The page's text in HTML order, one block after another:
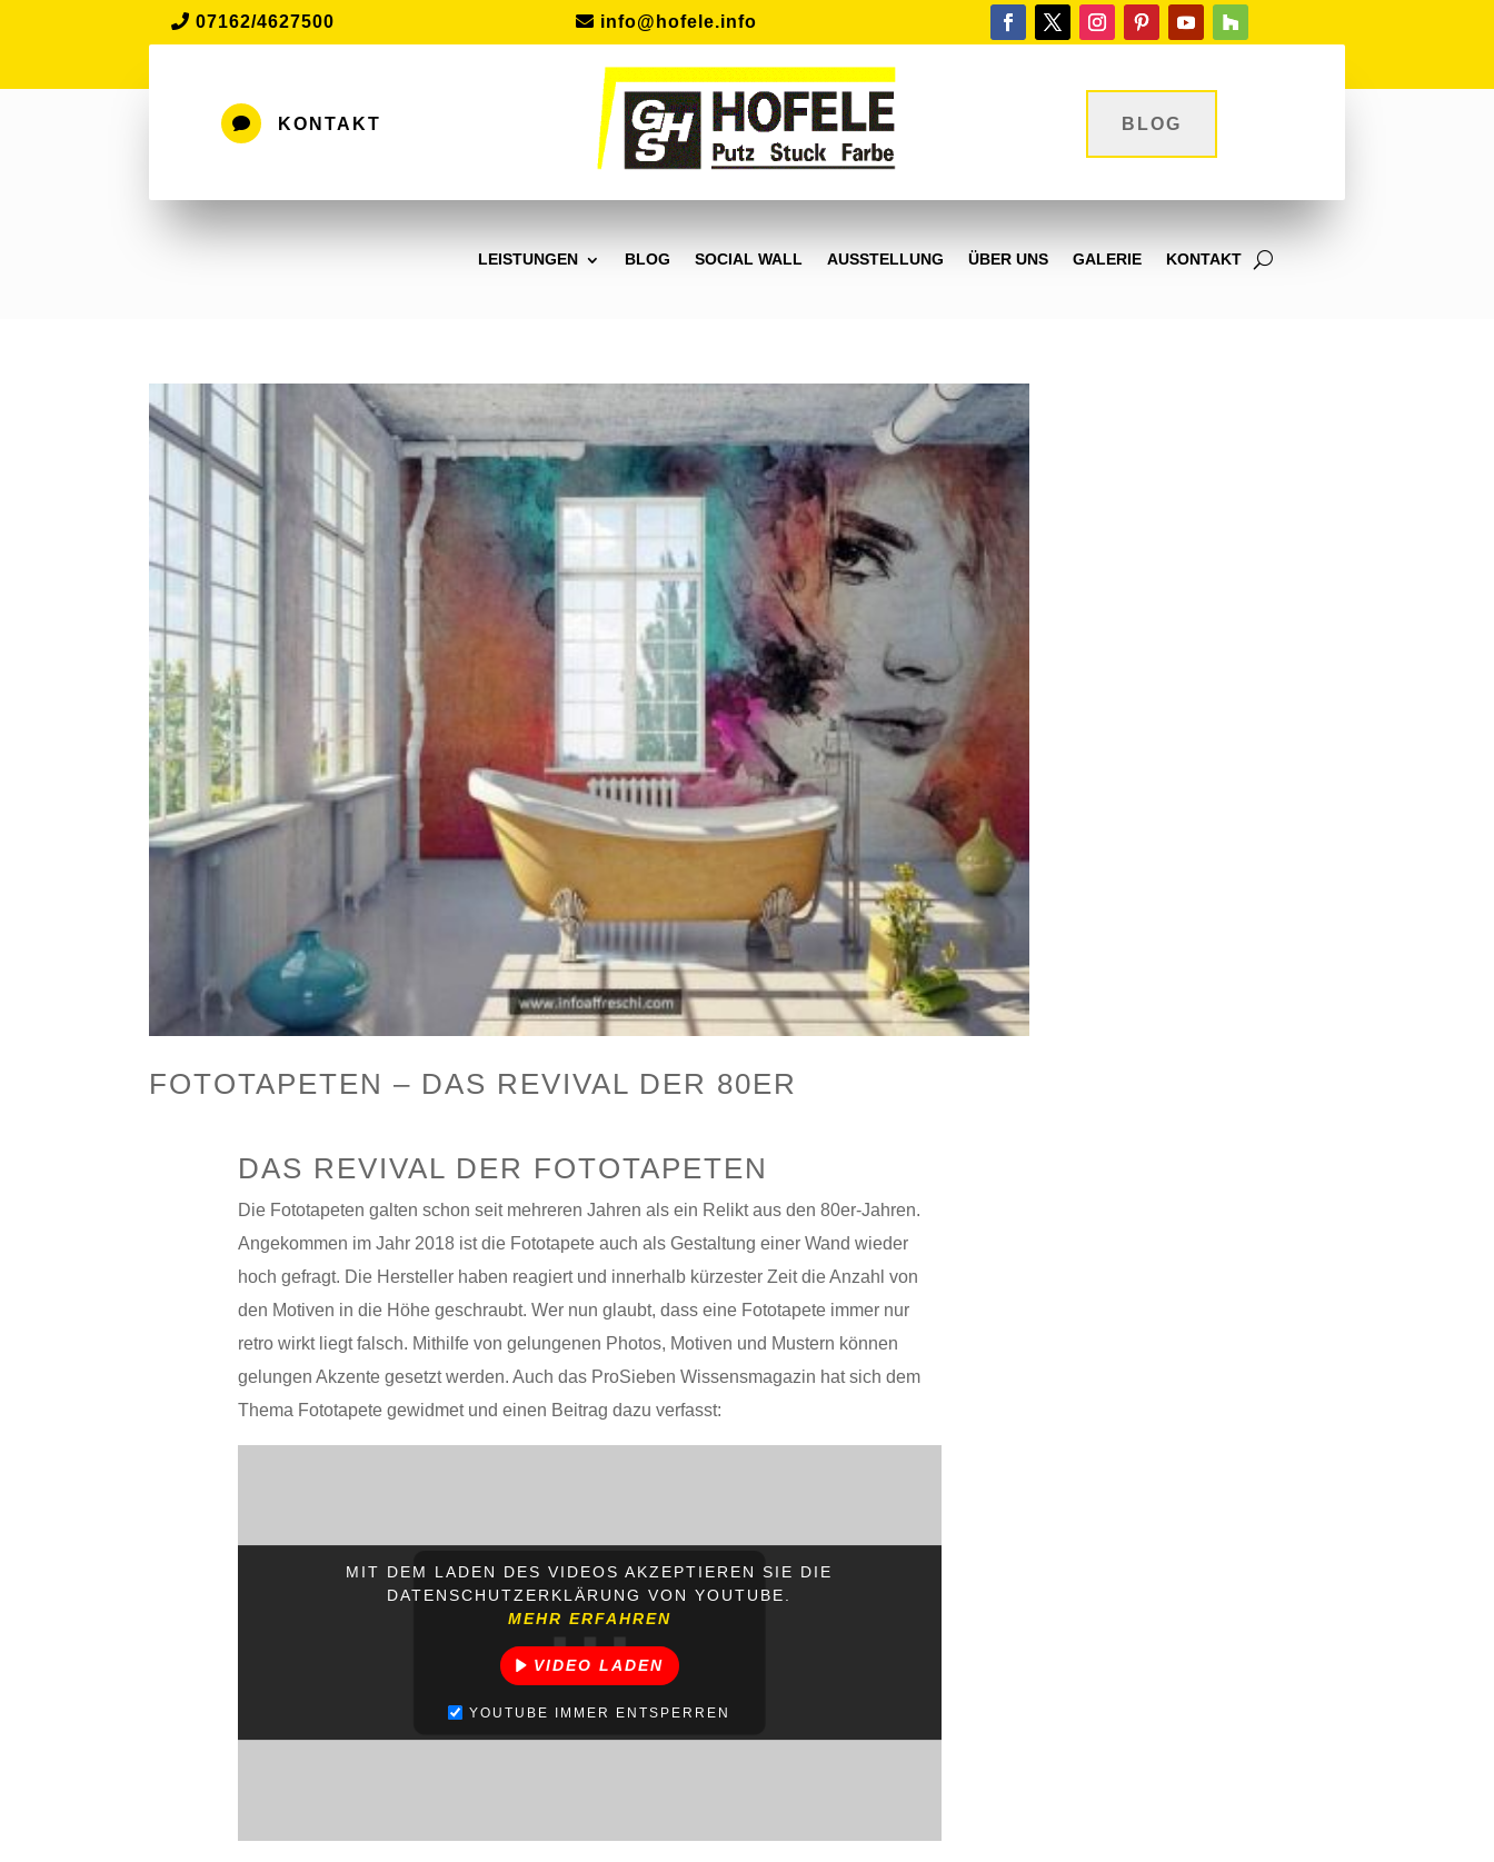
07162/4627500 info@hofele.info
 KONTAKT BLOG
LEISTUNGEN BLOG SOCIAL WALL AUSSTELLUNG ÜBER UNS GALERIE KONTAKT
FOTOTAPETEN – DAS REVIVAL DER 80ER
DAS REVIVAL DER FOTOTAPETEN
Die Fototapeten galten schon seit mehreren Jahren als ein Relikt aus den 80er-Jahren.
Angekommen im Jahr 2018 ist die Fototapete auch als Gestaltung einer Wand wieder
hoch gefragt. Die Hersteller haben reagiert und innerhalb kürzester Zeit die Anzahl von
den Motiven in die Höhe geschraubt. Wer nun glaubt, dass eine Fototapete immer nur
retro wirkt liegt falsch. Mithilfe von gelungenen Photos, Motiven und Mustern können
gelungen Akzente gesetzt werden. Auch das ProSieben Wissensmagazin hat sich dem
Thema Fototapete gewidmet und einen Beitrag dazu verfasst:
MIT DEM LADEN DES VIDEOS AKZEPTIEREN SIE DIE
DATENSCHUTZERKLÄRUNG VON YOUTUBE.
MEHR ERFAHREN
VIDEO LADEN
YOUTUBE IMMER ENTSPERREN